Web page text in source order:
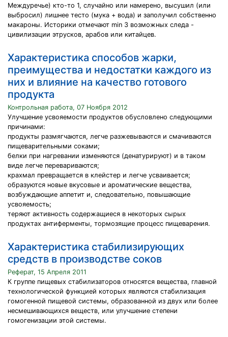
Междуречье) кто-то 1, случайно или намерено, высушил (или
выбросил) лишнее тесто (мука + вода) и заполучил собственно
макароны. Историки отмечают min 3 возможных следа -
цивилизации этрусков, арабов или китайцев.
Характеристика способов жарки,
преимущества и недостатки каждого из
них и влияние на качество готового
продукта
Контрольная работа, 07 Ноября 2012
Улучшение усвояемости продуктов обусловлено следующими
причинами:
продукты размягчаются, легче разжевываются и смачиваются
пищеварительными соками;
белки при нагревании изменяются (денатурируют) и в таком
виде легче перевариваются;
крахмал превращается в клейстер и легче усваивается;
образуются новые вкусовые и ароматические вещества,
возбуждающие аппетит и, следовательно, повышающие
усвояемость;
теряют активность содержащиеся в некоторых сырых
продуктах антиферменты, тормозящие процесс пищеварения.
Характеристика стабилизирующих
средств в производстве соков
Реферат, 15 Апреля 2011
К группе пищевых стабилизаторов относятся вещества, главной
технологической функцией которых являются стабилизация
гомогенной пищевой системы, образованной из двух или более
несмешивающихся веществ, или улучшение степени
гомогенизации этой системы.